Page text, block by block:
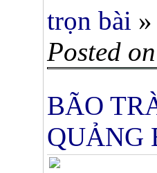
trọn bài »
Posted
BÃO
QUẢNG